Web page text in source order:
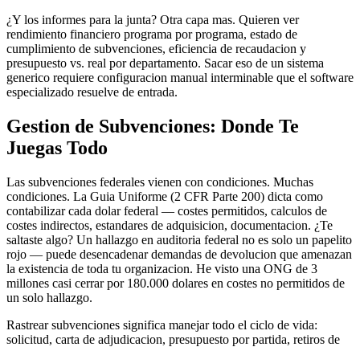
¿Y los informes para la junta? Otra capa mas. Quieren ver
rendimiento financiero programa por programa, estado de
cumplimiento de subvenciones, eficiencia de recaudacion y
presupuesto vs. real por departamento. Sacar eso de un sistema
generico requiere configuracion manual interminable que el software
especializado resuelve de entrada.
Gestion de Subvenciones: Donde Te
Juegas Todo
Las subvenciones federales vienen con condiciones. Muchas
condiciones. La Guia Uniforme (2 CFR Parte 200) dicta como
contabilizar cada dolar federal — costes permitidos, calculos de
costes indirectos, estandares de adquisicion, documentacion. ¿Te
saltaste algo? Un hallazgo en auditoria federal no es solo un papelito
rojo — puede desencadenar demandas de devolucion que amenazan
la existencia de toda tu organizacion. He visto una ONG de 3
millones casi cerrar por 180.000 dolares en costes no permitidos de
un solo hallazgo.
Rastrear subvenciones significa manejar todo el ciclo de vida:
solicitud, carta de adjudicacion, presupuesto por partida, retiros de